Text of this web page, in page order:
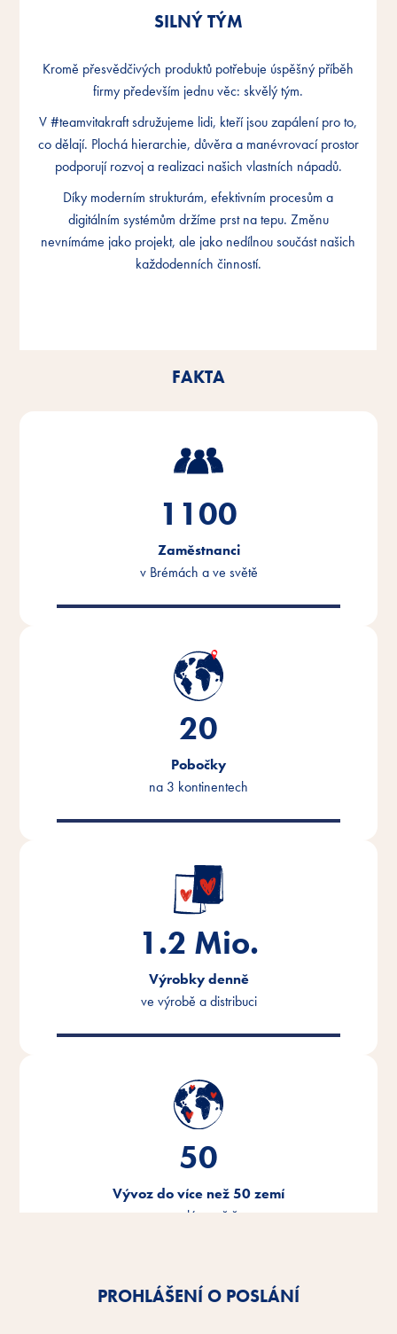
SILNÝ TÝM
Kromě přesvědčivých produktů potřebuje úspěšný příběh
firmy především jednu věc: skvělý tým.
V #teamvitakraft sdružujeme lidi, kteří jsou zapálení pro to,
co dělají. Plochá hierarchie, důvěra a manévrovací prostor
podporují rozvoj a realizaci našich vlastních nápadů.
Díky moderním strukturám, efektivním procesům a
digitálním systémům držíme prst na tepu. Změnu
nevnímáme jako projekt, ale jako nedílnou součást našich
každodenních činností.
SILNÝ TÝM
Kromě přesvědčivých produktů potřebuje úspěšný příběh
firmy především jednu věc: skvělý tým.
V #teamvitakraft sdružujeme lidi, kteří jsou zapálení pro to,
co dělají. Plochá hierarchie, důvěra a manévrovací prostor
podporují rozvoj a realizaci našich vlastních nápadů.
Díky moderním strukturám, efektivním procesům a
digitálním systémům držíme prst na tepu. Změnu
nevnímáme jako projekt, ale jako nedílnou součást našich
každodenních činností.
SILNÝ TÝM
Kromě přesvědčivých produktů potřebuje úspěšný příběh
firmy především jednu věc: skvělý tým.
V #teamvitakraft sdružujeme lidi, kteří jsou zapálení pro to,
co dělají. Plochá hierarchie, důvěra a manévrovací prostor
podporují rozvoj a realizaci našich vlastních nápadů.
Díky moderním strukturám, efektivním procesům a
digitálním systémům držíme prst na tepu. Změnu
nevnímáme jako projekt, ale jako nedílnou součást našich
každodenních činností.
FAKTA
1100
Zaměstnanci
v Brémách a ve světě
20
Pobočky
na 3 kontinentech
1.2 Mio.
Výrobky denně
ve výrobě a distribuci
50
Vývoz do více než 50 zemí
po celém světě.
PROHLÁŠENÍ O POSLÁNÍ